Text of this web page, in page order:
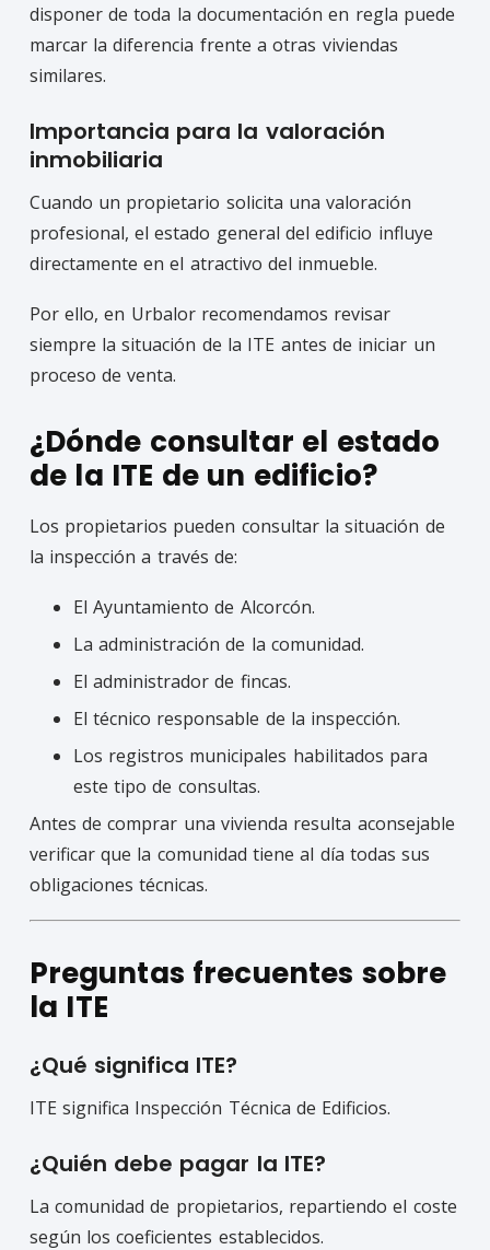
disponer de toda la documentación en regla puede
marcar la diferencia frente a otras viviendas
similares.
Importancia para la valoración
inmobiliaria
Cuando un propietario solicita una valoración
profesional, el estado general del edificio influye
directamente en el atractivo del inmueble.
Por ello, en Urbalor recomendamos revisar
siempre la situación de la ITE antes de iniciar un
proceso de venta.
¿Dónde consultar el estado
de la ITE de un edificio?
Los propietarios pueden consultar la situación de
la inspección a través de:
El Ayuntamiento de Alcorcón.
La administración de la comunidad.
El administrador de fincas.
El técnico responsable de la inspección.
Los registros municipales habilitados para
este tipo de consultas.
Antes de comprar una vivienda resulta aconsejable
verificar que la comunidad tiene al día todas sus
obligaciones técnicas.
Preguntas frecuentes sobre
la ITE
¿Qué significa ITE?
ITE significa Inspección Técnica de Edificios.
¿Quién debe pagar la ITE?
La comunidad de propietarios, repartiendo el coste
según los coeficientes establecidos.